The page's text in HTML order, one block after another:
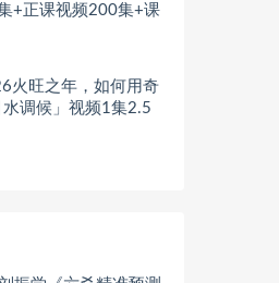
+正课视频200集+课
火旺之年，如何用奇
调候」视频1集2.5